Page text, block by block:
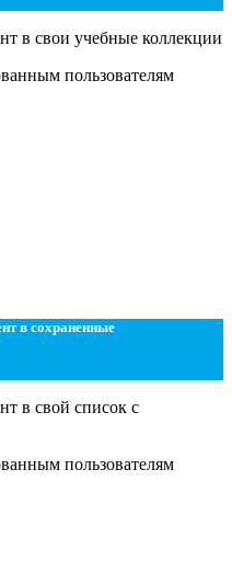
в свои учебные коллекции
пользователям
в сохраненные
в свой список с
пользователям